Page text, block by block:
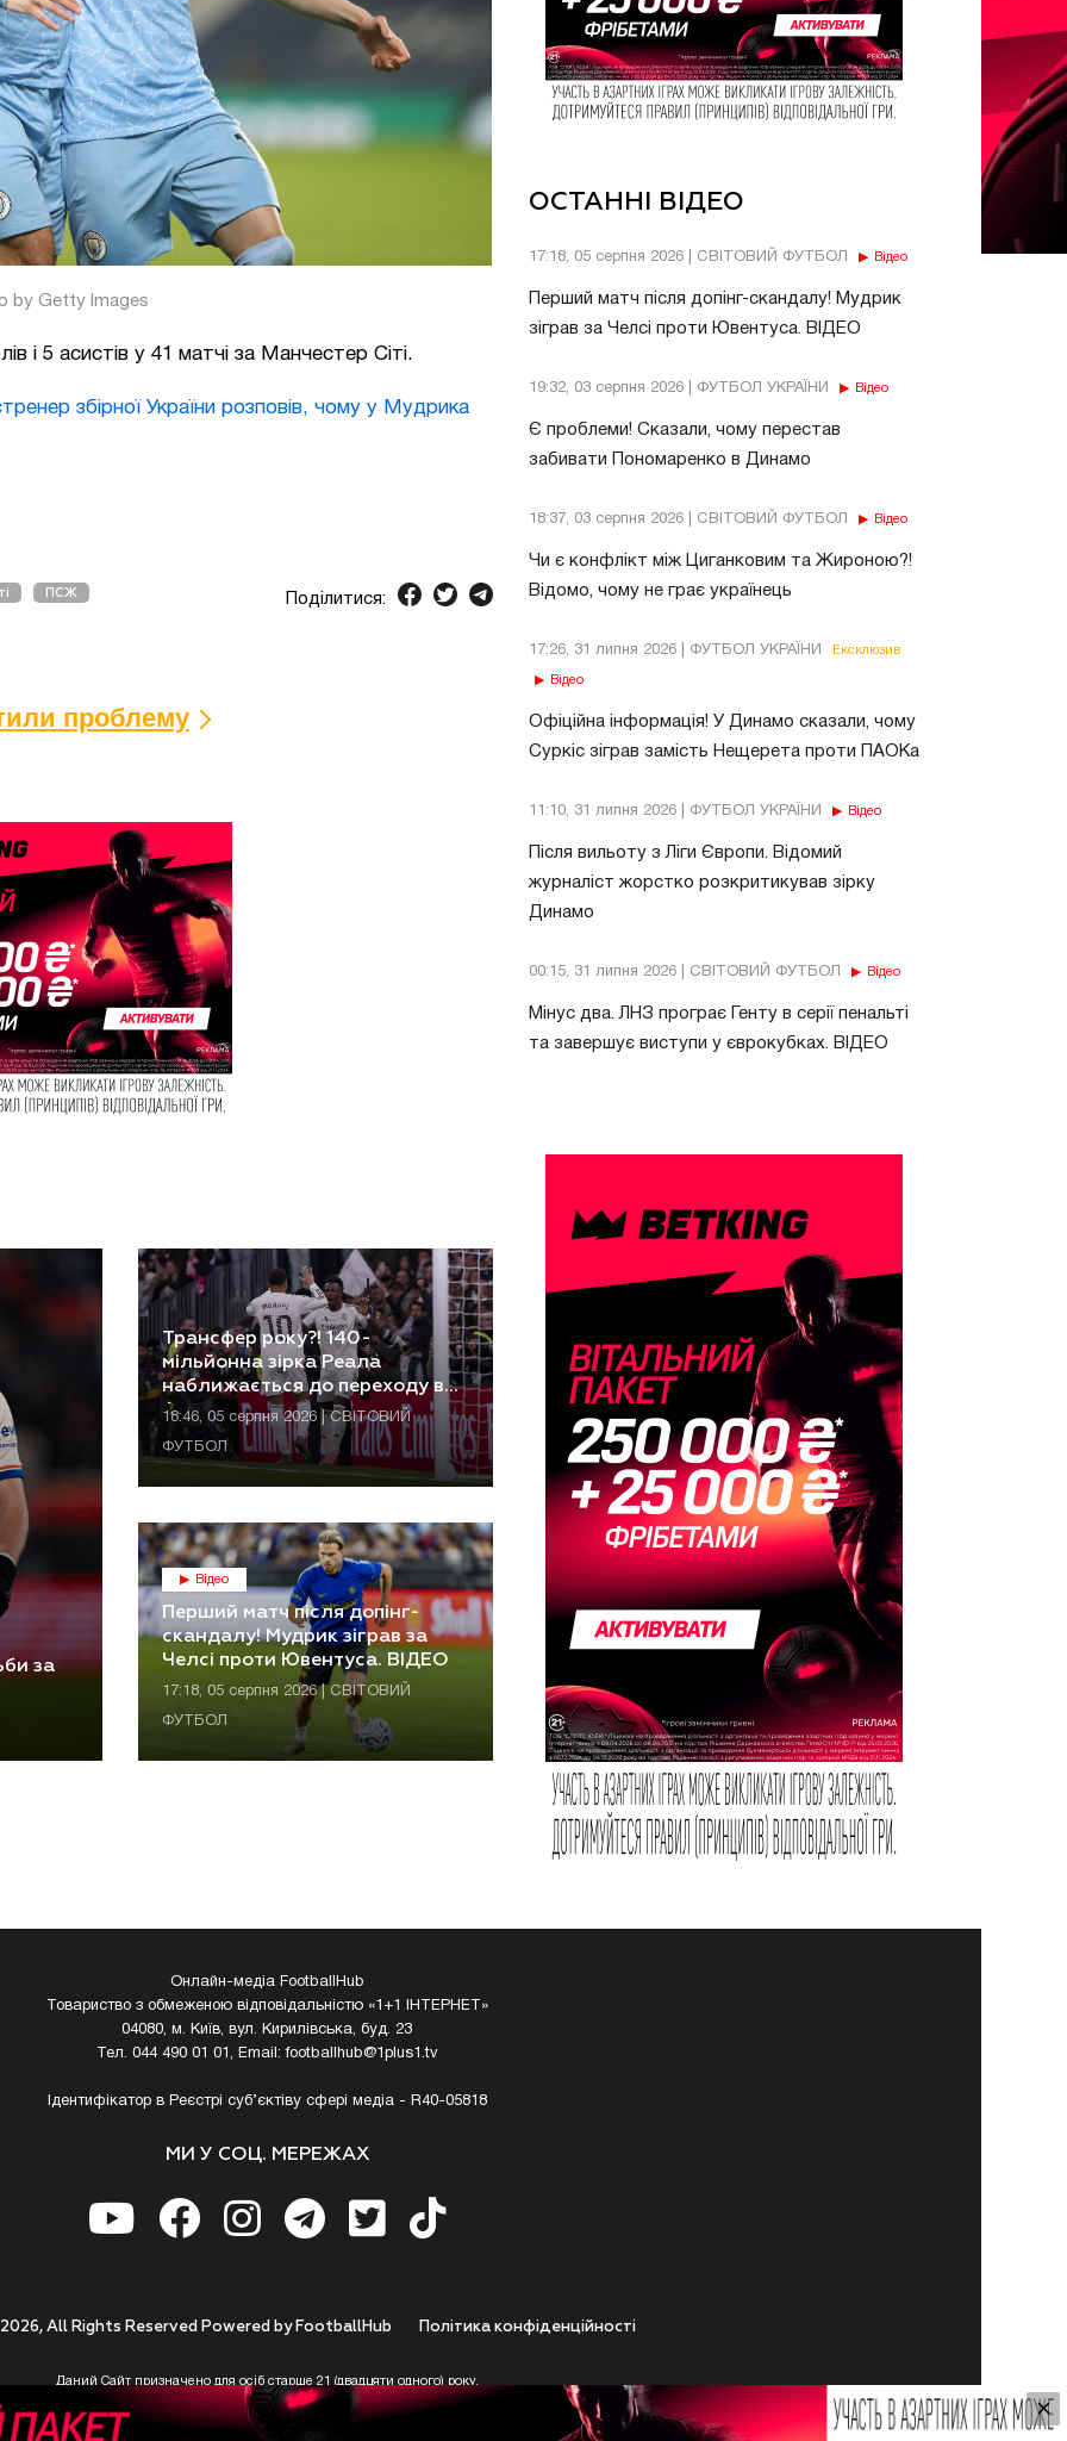
ОСТАННІ ВІДЕО
17:18, 05 серпня 2026 | СВІТОВИЙ ФУТБОЛ Відео
Перший матч після допінг-скандалу! Мудрик
зіграв за Челсі проти Ювентуса. ВІДЕО
19:32, 03 серпня 2026 | ФУТБОЛ УКРАЇНИ Відео
Є проблеми! Сказали, чому перестав
забивати Пономаренко в Динамо
18:37, 03 серпня 2026 | СВІТОВИЙ ФУТБОЛ Відео
Чи є конфлікт між Циганковим та Жироною?!
Відомо, чому не грає українець
17:26, 31 липня 2026 | ФУТБОЛ УКРАЇНИ Ексклюзив
Відео
Офіційна інформація! У Динамо сказали, чому
Суркіс зіграв замість Нещерета проти ПАОКа
11:10, 31 липня 2026 | ФУТБОЛ УКРАЇНИ Відео
Після вильоту з Ліги Європи. Відомий
журналіст жорстко розкритикував зірку
Динамо
00:15, 31 липня 2026 | СВІТОВИЙ ФУТБОЛ Відео
Мінус два. ЛНЗ програє Генту в серії пенальті
та завершує виступи у єврокубках. ВІДЕО
by Getty Images
і 5 асистів у 41 матчі за Манчестер Сіті.
збірної України розповів, чому у Мудрика
ПСЖ Поділитися:
проблему
за
Трансфер року?! 140-
мільйонна зірка Реала
наближається до переходу в
Арсенал
18:46, 05 серпня 2026 | СВІТОВИЙ
ФУТБОЛ
Відео
Перший матч після допінг-
скандалу! Мудрик зіграв за
Челсі проти Ювентуса. ВІДЕО
17:18, 05 серпня 2026 | СВІТОВИЙ
ФУТБОЛ
Онлайн-медіа FootballHub
Товариство з обмеженою відповідальністю «1+1 ІНТЕРНЕТ»
04080, м. Київ, вул. Кирилівська, буд. 23
Тел. 044 490 01 01, Email:footballhub@1plus1.tv
Ідентифікатор в Реєстрі суб’єктіву сфері медіа - R40-05818
МИ У СОЦ. МЕРЕЖАХ
Полiтика конфiденцiйностi
All Rights Reserved Powered by FootballHub
Даний Сайт призначено для осіб старше 21 (двадцяти одного) року.
до використання https://footballhub.ua, Користувач цим підтверджує, що досяг 21-річного віку.
(Користувач) не досягли 21-річного віку - не розпочинайте або припиніть користування Сайтом.
×